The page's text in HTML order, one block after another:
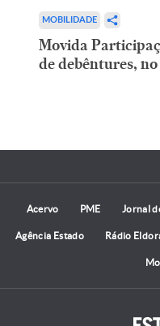
MOBILIDADE
Movida
de debêntures,
Acervo PME Jornal
Agência Estado Rádio